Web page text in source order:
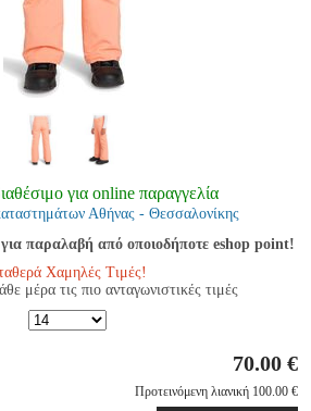
για online παραγγελία
Αθήνας - Θεσσαλονίκης
παραλαβή από οποιοδήποτε eshop point!
Χαμηλές Τιμές!
μέρα τις πιο ανταγωνιστικές τιμές
70.00 €
Προτεινόμενη λιανική 100.00 €